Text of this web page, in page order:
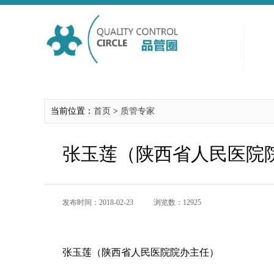
当前位置： 首页 > 质管专家
张玉莲（陕西省人民医院
发布时间：2018-02-23 浏览数：12925
张玉莲（陕西省人民医院院办主任）